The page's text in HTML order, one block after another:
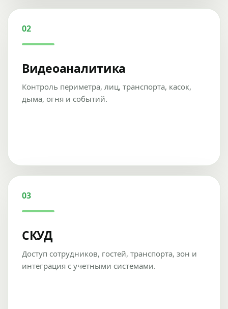
02
Видеоаналитика
Контроль периметра, лиц, транспорта, касок,
дыма, огня и событий.
03
СКУД
Доступ сотрудников, гостей, транспорта, зон и
интеграция с учетными системами.